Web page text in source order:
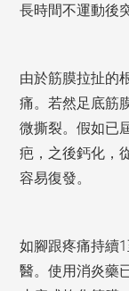
長時間不運動後
由於筋膜拉扯的
痛。若然足底筋
微撕裂。假如已
疤，之後鈣化，
容易復發。
如腳跟疼痛持續
醫。使用消炎藥